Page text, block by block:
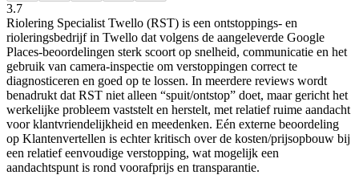
3.7
Riolering Specialist Twello (RST) is een ontstoppings- en
rioleringsbedrijf in Twello dat volgens de aangeleverde Google
Places-beoordelingen sterk scoort op snelheid, communicatie en het
gebruik van camera-inspectie om verstoppingen correct te
diagnosticeren en goed op te lossen. In meerdere reviews wordt
benadrukt dat RST niet alleen “spuit/ontstop” doet, maar gericht het
werkelijke probleem vaststelt en herstelt, met relatief ruime aandacht
voor klantvriendelijkheid en meedenken. Eén externe beoordeling
op Klantenvertellen is echter kritisch over de kosten/prijsopbouw bij
een relatief eenvoudige verstopping, wat mogelijk een
aandachtspunt is rond voorafprijs en transparantie.